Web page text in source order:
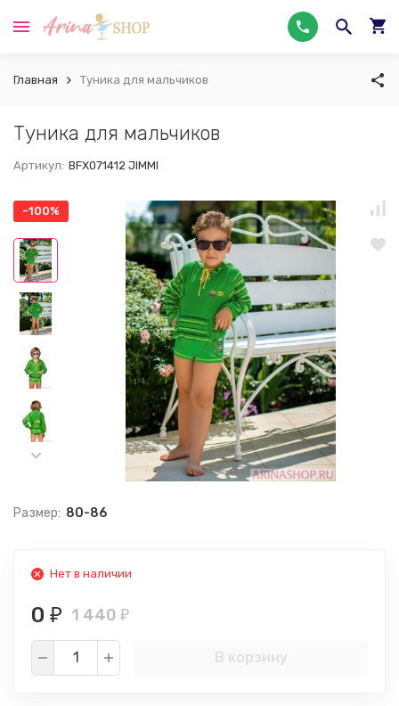
Главная Туника для мальчиков
Туника для мальчиков
Артикул: BFX071412 JIMMI
-100%
Размер: 80-86
Нет в наличии
0 ₽ 1 440 ₽
В корзину